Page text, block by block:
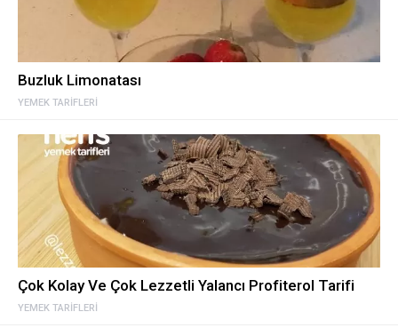
YEMEK TARIFLERI
Buzluk Limonatası
YEMEK TARIFLERI
Çok Kolay Ve Çok Lezzetli Yalancı Profiterol Tarifi